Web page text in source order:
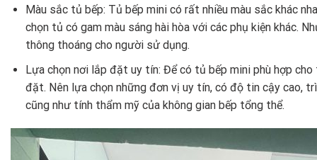
Màu sắc tủ bếp: Tủ bếp mini có rất nhiều màu sắc khác
chọn tủ có gam màu sáng hài hòa với các phụ kiện khác.
thông thoáng cho người sử dụng.
Lựa chọn nơi lắp đặt uy tín: Để có tủ bếp mini phù hợp
đặt. Nên lựa chọn những đơn vị uy tín, có độ tin cậy
cũng như tính thẩm mỹ của không gian bếp tổng thể.